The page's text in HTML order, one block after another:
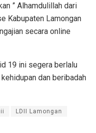
” Alhamdulillah dari
Kabupaten Lamongan
secara online
19 ini segera berlalu
dan beribadah
LDII Lamongan